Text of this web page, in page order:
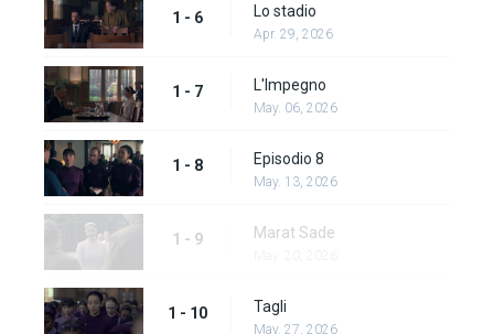
1 - 6 Lo stadio
Apr. 29, 2026
1 - 7 L'Impegno
May. 06, 2026
1 - 8 Episodio 8
May. 13, 2026
1 - 9 Marat Sade
1 - 10 Tagli
May. 27, 2026